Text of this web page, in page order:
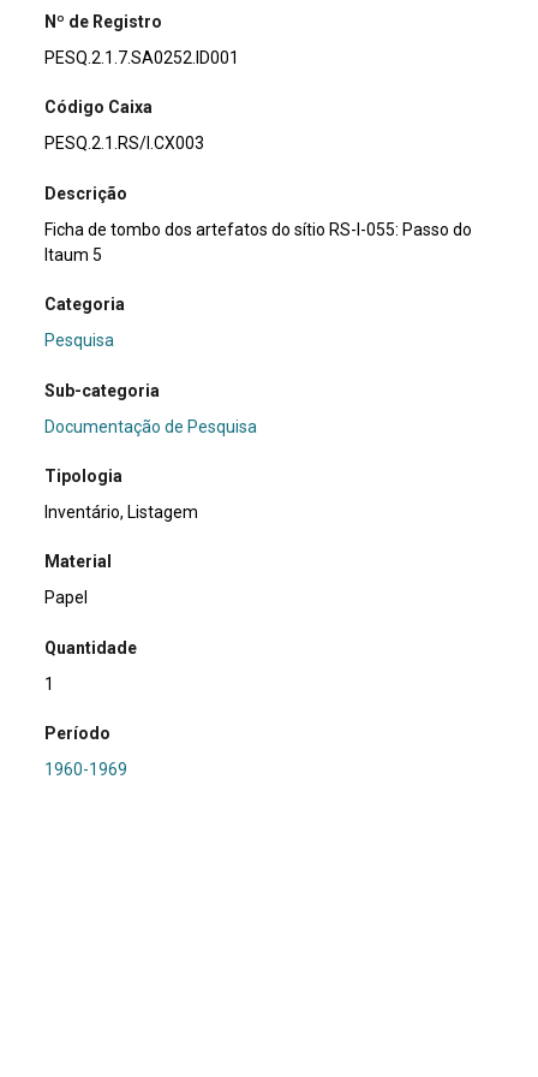
Nº de Registro
PESQ.2.1.7.SA0252.ID001
Código Caixa
PESQ.2.1.RS/I.CX003
Descrição
Ficha de tombo dos artefatos do sítio RS-I-055: Passo do
Itaum 5
Categoria
Pesquisa
Sub-categoria
Documentação de Pesquisa
Tipologia
Inventário, Listagem
Material
Papel
Quantidade
1
Período
1960-1969